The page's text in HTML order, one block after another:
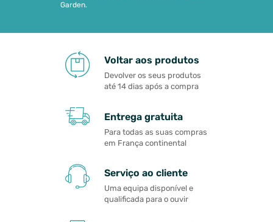
Garden.
Voltar aos produtos
Devolver os seus produtos
até 14 dias após a compra
Entrega gratuita
Para todas as suas compras
em França continental
Serviço ao cliente
Uma equipa disponível e
qualificada para o ouvir